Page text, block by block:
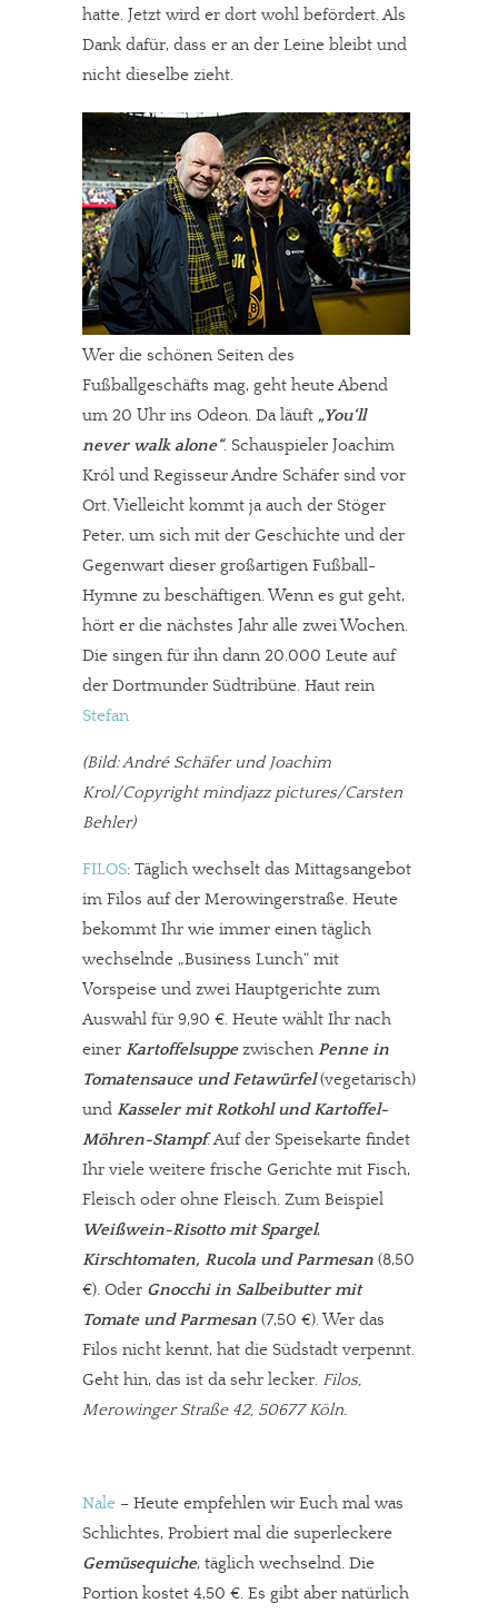
hatte. Jetzt wird er dort wohl befördert. Als
Dank dafür, dass er an der Leine bleibt und
nicht dieselbe zieht.
Wer die schönen Seiten des
Fußballgeschäfts mag, geht heute Abend
um 20 Uhr ins Odeon. Da läuft „You‘ll
never walk alone“. Schauspieler Joachim
Król und Regisseur Andre Schäfer sind vor
Ort. Vielleicht kommt ja auch der Stöger
Peter, um sich mit der Geschichte und der
Gegenwart dieser großartigen Fußball-
Hymne zu beschäftigen. Wenn es gut geht,
hört er die nächstes Jahr alle zwei Wochen.
Die singen für ihn dann 20.000 Leute auf
der Dortmunder Südtribüne. Haut rein
Stefan
(Bild: André Schäfer und Joachim
Krol/Copyright mindjazz pictures/Carsten
Behler)
FILOS: Täglich wechselt das Mittagsangebot
im Filos auf der Merowingerstraße. Heute
bekommt Ihr wie immer einen täglich
wechselnde „Business Lunch“ mit
Vorspeise und zwei Hauptgerichte zum
Auswahl für 9,90 €. Heute wählt Ihr nach
einer Kartoffelsuppezwischen Penne in
Tomatensauce und Fetawürfel(vegetarisch)
und Kasseler mit Rotkohl und Kartoffel-
Möhren-Stampf. Auf der Speisekarte findet
Ihr viele weitere frische Gerichte mit Fisch,
Fleisch oder ohne Fleisch. Zum Beispiel
Weißwein-Risotto mit Spargel,
Kirschtomaten, Rucola und Parmesan (8,50
€). Oder Gnocchi in Salbeibutter mit
Tomate und Parmesan (7,50 €). Wer das
Filos nicht kennt, hat die Südstadt verpennt.
Geht hin, das ist da sehr lecker. Filos,
Merowinger Straße 42, 50677 Köln.
Nale – Heute empfehlen wir Euch mal was
Schlichtes, Probiert mal die superleckere
Gemüsequiche, täglich wechselnd. Die
Portion kostet 4,50 €. Es gibt aber natürlich